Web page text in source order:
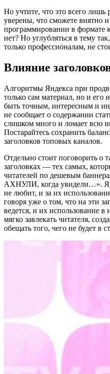
Но учтите, что это всего
уверены, что сможете внятно и
программировании в формате
нет? Но углубляться в тему
только профессионалам, не
Влияние
Алгоритмы Яндекса при
только сам материал, но и его
быть точным, интересным и
не сообщает о содержании
слишком много и ломает всю
Постарайтесь сохранить
заголовков топовых каналов.
Отдельно стоит поговорить о
заголовках — тех самых,
читателей по дешевым
АХНУЛИ, когда увидели…».
не любит, и за их
говоря уже о том, что на эти
ведется, и их использование
мягко завлекать читателя,
обещать того, чего не будет в